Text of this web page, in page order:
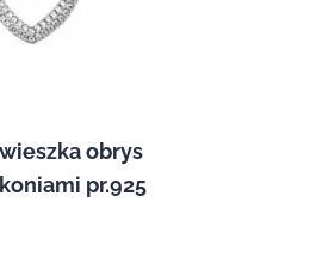
obrys
pr.925